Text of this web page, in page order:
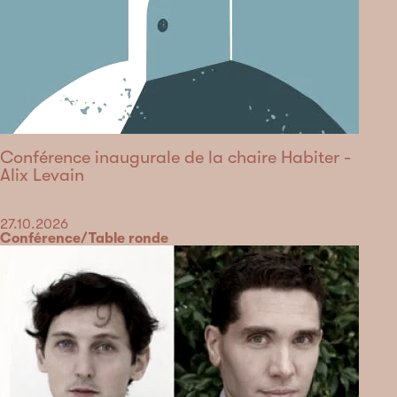
Conférence inaugurale de la chaire Habiter -
Alix Levain
Date
27.10.2026
Catégorie
Conférence/Table ronde